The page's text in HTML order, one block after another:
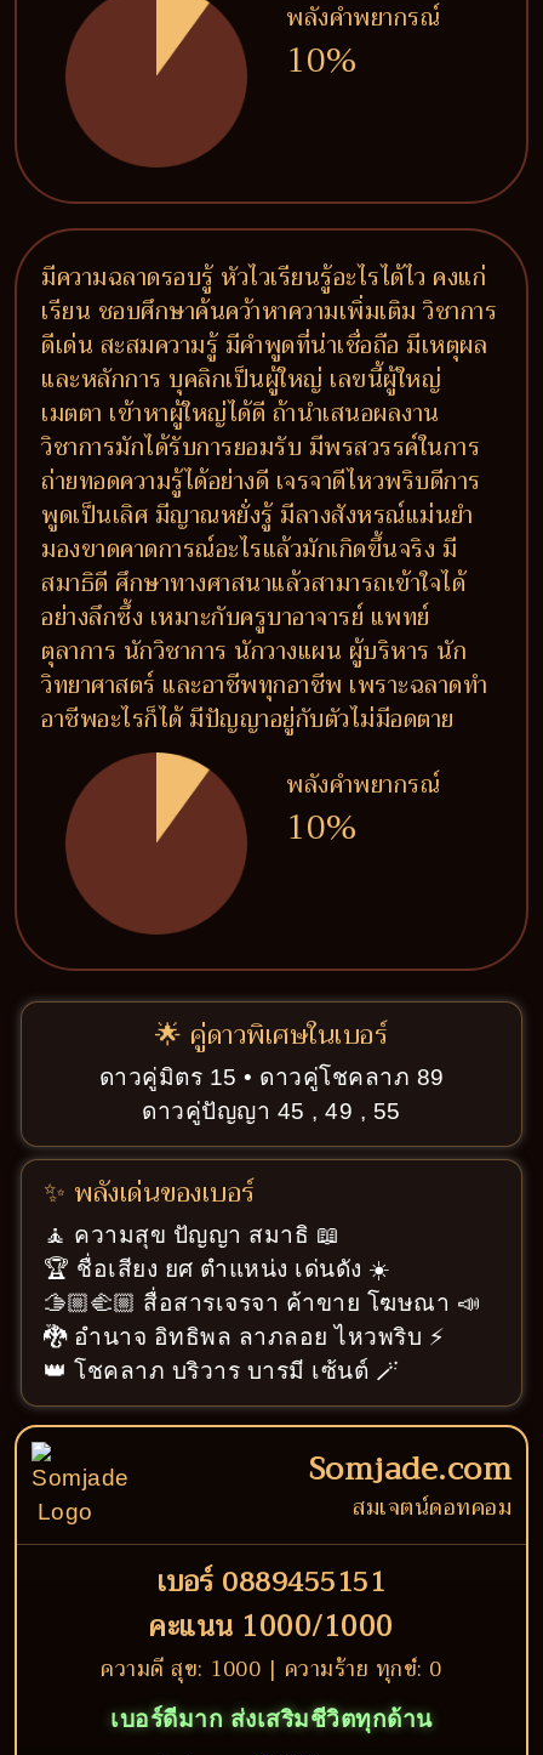
พลังคำพยากรณ์
10%
มีความฉลาดรอบรู้ หัวไวเรียนรู้อะไรได้ไว คงแก่
เรียน ชอบศึกษาค้นคว้าหาความเพิ่มเติม วิชาการ
ดีเด่น สะสมความรู้ มีคำพูดที่น่าเชื่อถือ มีเหตุผล
และหลักการ บุคลิกเป็นผู้ใหญ่ เลขนี้ผู้ใหญ่
เมตตา เข้าหาผู้ใหญ่ได้ดี ถ้านำเสนอผลงาน
วิชาการมักได้รับการยอมรับ มีพรสวรรค์ในการ
ถ่ายทอดความรู้ได้อย่างดี เจรจาดีไหวพริบดีการ
พูดเป็นเลิศ มีญาณหยั่งรู้ มีลางสังหรณ์แม่นยำ
มองขาดคาดการณ์อะไรแล้วมักเกิดขึ้นจริง มี
สมาธิดี ศึกษาทางศาสนาแล้วสามารถเข้าใจได้
อย่างลึกซึ้ง เหมาะกับครูบาอาจารย์ แพทย์
ตุลาการ นักวิชาการ นักวางแผน ผู้บริหาร นัก
วิทยาศาสตร์ และอาชีพทุกอาชีพ เพราะฉลาดทำ
อาชีพอะไรก็ได้ มีปัญญาอยู่กับตัวไม่มีอดตาย
พลังคำพยากรณ์
10%
🌟 คู่ดาวพิเศษในเบอร์
ดาวคู่มิตร 15 • ดาวคู่โชคลาภ 89
ดาวคู่ปัญญา 45 , 49 , 55
✨ พลังเด่นของเบอร์
🧘 ความสุข ปัญญา สมาธิ 📖
🏆 ชื่อเสียง ยศ ตำแหน่ง เด่นดัง ☀️
🫱🏼‍🫲🏼 สื่อสารเจรจา ค้าขาย โฆษณา 📣
🐉 อำนาจ อิทธิพล ลาภลอย ไหวพริบ ⚡
👑 โชคลาภ บริวาร บารมี เซ้นต์ 🪄
Somjade.com
สมเจตน์ดอทคอม
เบอร์ 0889455151
คะแนน 1000/1000
ความดี สุข: 1000 | ความร้าย ทุกข์: 0
เบอร์ดีมาก ส่งเสริมชีวิตทุกด้าน